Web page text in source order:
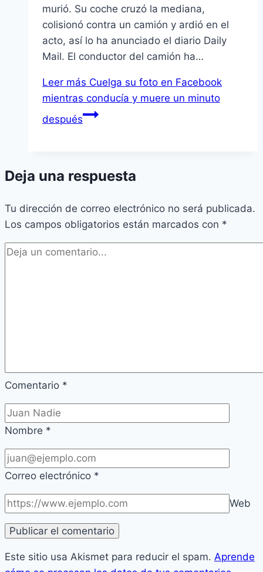
murió. Su coche cruzó la mediana,
colisionó contra un camión y ardió en el
acto, así lo ha anunciado el diario Daily
Mail. El conductor del camión ha…
Leer más Cuelga su foto en Facebook
mientras conducía y muere un minuto
después
Deja una respuesta
Tu dirección de correo electrónico no será publicada.
Los campos obligatorios están marcados con *
Comentario *
Nombre *
Correo electrónico *
Web
Este sitio usa Akismet para reducir el spam. Aprende